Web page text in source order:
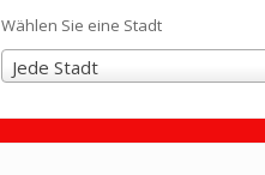
Wählen Sie eine Stadt
Jede Stadt